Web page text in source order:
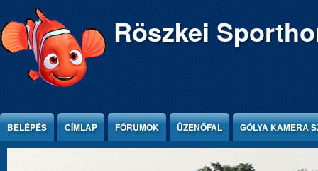
Ugrás a tartalomra Röszkei
BELÉPÉS CÍMLAP FÓRUMOK ÜZENŐFAL GÓLYA KAMERA